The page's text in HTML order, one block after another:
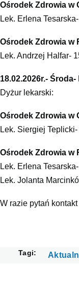
Ośrodek Zdrowia w
Lek. Erlena
Ośrodek Zdrowia w
Lek. Andrzej Halfar-
18.02.2026r.- Środa-
Dyżur lekarski:
Ośrodek Zdrowia w
Lek. Siergiej
Ośrodek Zdrowia w
Lek. Erlena
Lek. Jolanta
W razie pytań
Tagi